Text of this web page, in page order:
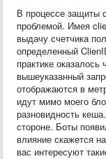
В процессе защиты
проблемой. Имея
выдачу счетчика
определенный
практике
вышеуказанный
отображаются в
идут мимо моего
разновидность
стороне. Боты
влияние скажется
вас интересуют